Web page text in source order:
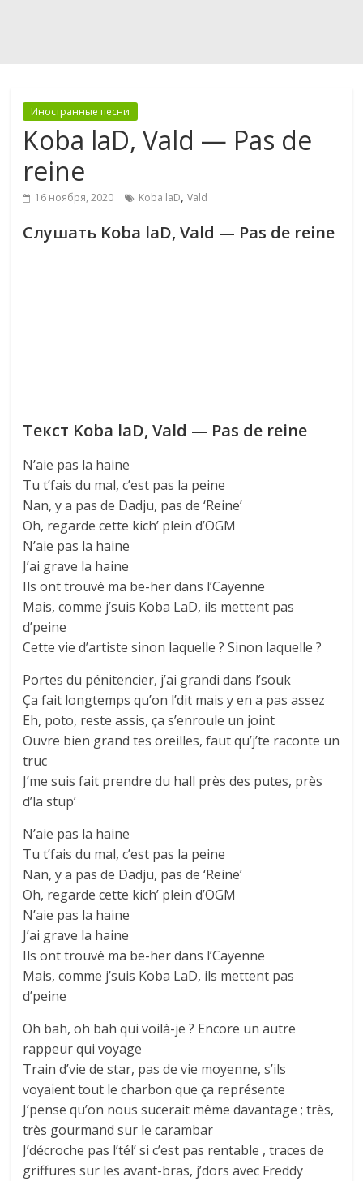
Иностранные песни
Koba laD, Vald — Pas de
reine
16 ноября, 2020 Koba laD,Vald
Слушать Koba laD, Vald — Pas de reine
Текст Koba laD, Vald — Pas de reine
N’aie pas la haine
Tu t’fais du mal, c’est pas la peine
Nan, y a pas de Dadju, pas de ‘Reine’
Oh, regarde cette kich’ plein d’OGM
N’aie pas la haine
J’ai grave la haine
Ils ont trouvé ma be-her dans l’Cayenne
Mais, comme j’suis Koba LaD, ils mettent pas
d’peine
Cette vie d’artiste sinon laquelle ? Sinon laquеlle ?
Portes du pénitenciеr, j’ai grandi dans l’souk
Ça fait longtemps qu’on l’dit mais y en a pas assez
Eh, poto, reste assis, ça s’enroule un joint
Ouvre bien grand tes oreilles, faut qu’j’te raconte un
truc
J’me suis fait prendre du hall près des putes, près
d’la stup’
N’aie pas la haine
Tu t’fais du mal, c’est pas la peine
Nan, y a pas de Dadju, pas de ‘Reine’
Oh, regarde cette kich’ plein d’OGM
N’aie pas la haine
J’ai grave la haine
Ils ont trouvé ma be-her dans l’Cayenne
Mais, comme j’suis Koba LaD, ils mettent pas
d’peine
Oh bah, oh bah qui voilà-je ? Encore un autre
rappeur qui voyage
Train d’vie de star, pas de vie moyenne, s’ils
voyaient tout le charbon que ça représente
J’pense qu’on nous sucerait même davantage ; très,
très gourmand sur le carambar
J’décroche pas l’tél’ si c’est pas rentable , traces de
griffures sur les avant-bras, j’dors avec Freddy